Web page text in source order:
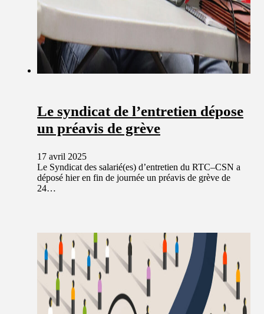
Le syndicat de l’entretien dépose
un préavis de grève
17 avril 2025
Le Syndicat des salarié(es) d’entretien du RTC–CSN a
déposé hier en fin de journée un préavis de grève de
24…